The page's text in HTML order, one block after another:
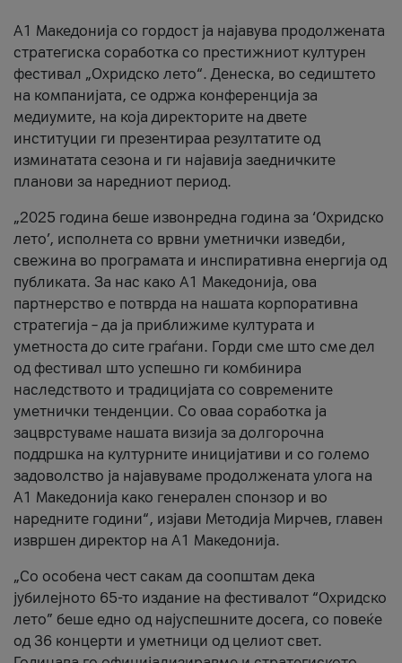
A1 Македонија со гордост ја најавува продолжената
стратегиска соработка со престижниот културен
фестивал „Охридско лето“. Денеска, во седиштето
на компанијата, се одржа конференција за
медиумите, на која директорите на двете
институции ги презентираа резултатите од
изминатата сезона и ги најавија заедничките
планови за наредниот период.
„2025 година беше извонредна година за ‘Охридско
лето’, исполнета со врвни уметнички изведби,
свежина во програмата и инспиративна енергија од
публиката. За нас како A1 Македонија, ова
партнерство е потврда на нашата корпоративна
стратегија – да ја приближиме културата и
уметноста до сите граѓани. Горди сме што сме дел
од фестивал што успешно ги комбинира
наследството и традицијата со современите
уметнички тенденции. Со оваа соработка ја
зацврстуваме нашата визија за долгорочна
поддршка на културните иницијативи и со големо
задоволство ја најавуваме продолжената улога на
A1 Македонија како генерален спонзор и во
наредните години“, изјави Методија Мирчев, главен
извршен директор на A1 Македонија.
„Со особена чест сакам да соопштам дека
јубилејното 65-то издание на фестивалот “Охридско
лето” беше едно од најуспешните досега, со повеќе
од 36 концерти и уметници од целиот свет.